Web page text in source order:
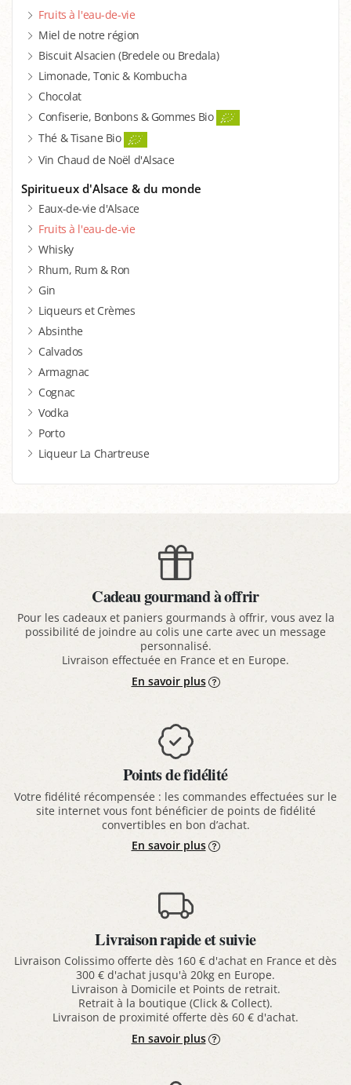
Fruits à l'eau-de-vie
Miel de notre région
Biscuit Alsacien (Bredele ou Bredala)
Limonade, Tonic & Kombucha
Chocolat
Confiserie, Bonbons & Gommes Bio
Thé & Tisane Bio
Vin Chaud de Noël d'Alsace
Spiritueux d'Alsace & du monde
Eaux-de-vie d'Alsace
Fruits à l'eau-de-vie
Whisky
Rhum, Rum & Ron
Gin
Liqueurs et Crèmes
Absinthe
Calvados
Armagnac
Cognac
Vodka
Porto
Liqueur La Chartreuse
Cadeau gourmand à offrir
Pour les cadeaux et paniers gourmands à offrir, vous avez la
possibilité de joindre au colis une carte avec un message
personnalisé.
Livraison effectuée en France et en Europe.
En savoir plus
Points de fidélité
Votre fidélité récompensée : les commandes effectuées sur le
site internet vous font bénéficier de points de fidélité
convertibles en bon d’achat.
En savoir plus
Livraison rapide et suivie
Livraison Colissimo offerte dès 160 € d'achat en France et dès
300 € d'achat jusqu'à 20kg en Europe.
Livraison à Domicile et Points de retrait.
Retrait à la boutique (Click & Collect).
Livraison de proximité offerte dès 60 € d'achat.
En savoir plus